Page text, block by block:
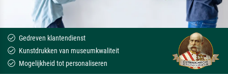
Gedreven klantendienst
Kunstdrukken van museumkwaliteit
Mogelijkheid tot personaliseren